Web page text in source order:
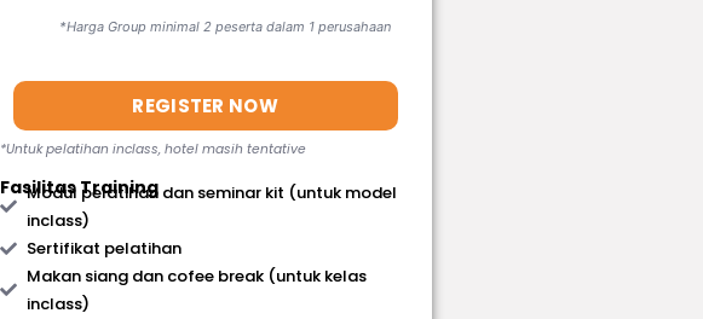
*Harga Group minimal 2 peserta dalam 1 perusahaan
REGISTER NOW
*Untuk pelatihan inclass, hotel masih tentative
Fasilitas Training
Modul pelatihan dan seminar kit (untuk model
inclass)
Sertifikat pelatihan
Makan siang dan cofee break (untuk kelas
inclass)